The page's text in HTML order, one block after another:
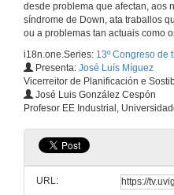
desde problema que afectan, aos
síndrome de Down, ata traballos
ou a problemas tan actuais como
i18n.one.Series: 13º Congreso de
Presenta: José Luís Míguez
Vicerreitor de Planificación e
José Luis González Cespón
Profesor EE Industrial,
URL: